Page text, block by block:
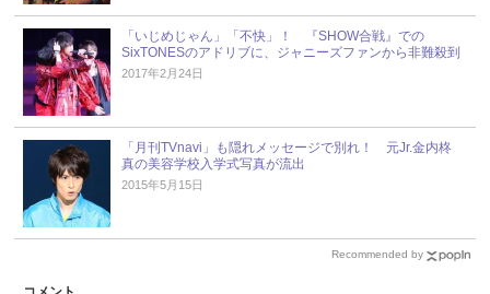
「いじめじゃん」「不快」！ 『SHOW合戦』での
SixTONESのアドリブに、ジャニーズファンから非難殺到
2017年2月24日
「月刊TVnavi」も隠れメッセージで別れ！ 元Jr.金内柊
真の美容学校入学式写真が流出
2015年5月15日
Recommended by